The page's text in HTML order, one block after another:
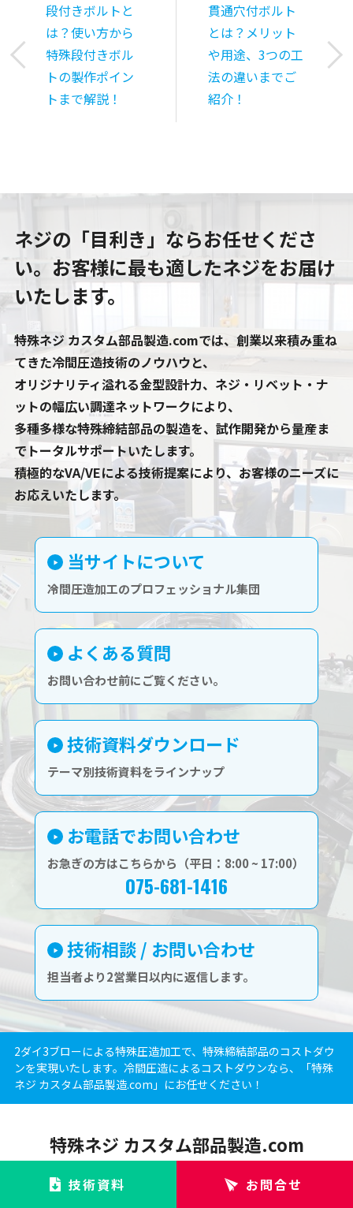
段付きボルトと
は？使い方から
特殊段付きボル
トの製作ポイン
トまで解説！
貫通穴付ボルト
とは？メリット
や用途、3つの工
法の違いまでご
紹介！
お問合せ
技術資料
ネジの「目利き」ならお任せくださ
い。 お客様に最も適したネジをお届け
いたします。
特殊ネジ カスタム部品製造.comでは、創業以来積み重ね
てきた冷間圧造技術のノウハウと、
オリジナリティ溢れる金型設計力、ネジ・リベット・ナ
ットの幅広い調達ネットワークにより、
多種多様な特殊締結部品の製造を、試作開発から量産ま
でトータルサポートいたします。
積極的なVA/VEによる技術提案により、お客様のニーズに
お応えいたします。
当サイトについて
冷間圧造加工のプロフェッショナル集団
よくある質問
お問い合わせ前にご覧ください。
技術資料ダウンロード
テーマ別技術資料をラインナップ
お電話でお問い合わせ
お急ぎの方はこちらから（平日：8:00 ~ 17:00）
075-681-1416
技術相談 / お問い合わせ
担当者より2営業日以内に返信します。
2ダイ3ブローによる特殊圧造加工で、特殊締結部品のコストダウ
ンを実現いたします。冷間圧造によるコストダウンなら、「特殊
ネジ カスタム部品製造.com」にお任せください！
特殊ネジ カスタム部品製造.com
Produced by